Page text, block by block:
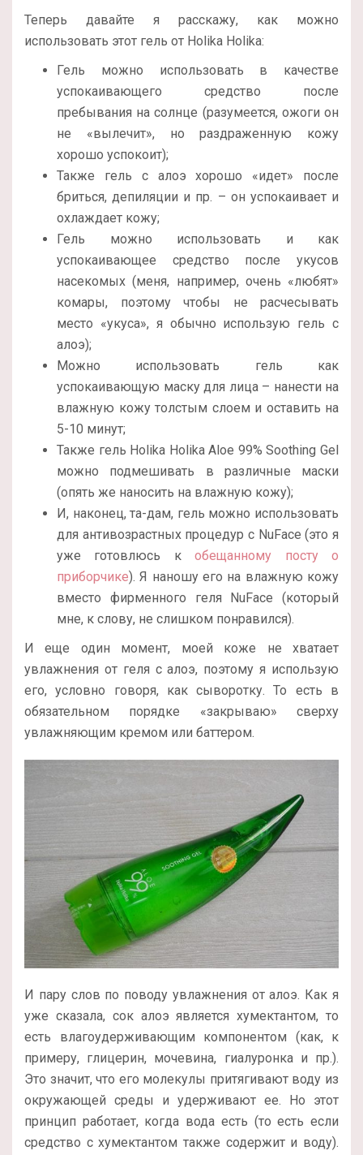
Теперь давайте я расскажу, как можно
использовать этот гель от Holika Holika:
Гель можно использовать в качестве
успокаивающего средство после
пребывания на солнце (разумеется, ожоги он
не «вылечит», но раздраженную кожу
хорошо успокоит);
Также гель с алоэ хорошо «идет» после
бриться, депиляции и пр. – он успокаивает и
охлаждает кожу;
Гель можно использовать и как
успокаивающее средство после укусов
насекомых (меня, например, очень «любят»
комары, поэтому чтобы не расчесывать
место «укуса», я обычно использую гель с
алоэ);
Можно использовать гель как
успокаивающую маску для лица – нанести на
влажную кожу толстым слоем и оставить на
5-10 минут;
Также гель Holika Holika Aloe 99% Soothing Gel
можно подмешивать в различные маски
(опять же наносить на влажную кожу);
И, наконец, та-дам, гель можно использовать
для антивозрастных процедур с NuFace (это я
уже готовлюсь кобещанному посту о
приборчике). Я наношу его на влажную кожу
вместо фирменного геля NuFace (который
мне, к слову, не слишком понравился).
И еще один момент, моей коже не хватает
увлажнения от геля с алоэ, поэтому я использую
его, условно говоря, как сыворотку. То есть в
обязательном порядке «закрываю» сверху
увлажняющим кремом или баттером.
И пару слов по поводу увлажнения от алоэ. Как я
уже сказала, сок алоэ является хумектантом, то
есть влагоудерживающим компонентом (как, к
примеру, глицерин, мочевина, гиалуронка и пр.).
Это значит, что его молекулы притягивают воду из
окружающей среды и удерживают ее. Но этот
принцип работает, когда вода есть (то есть если
средство с хумектантом также содержит и воду).